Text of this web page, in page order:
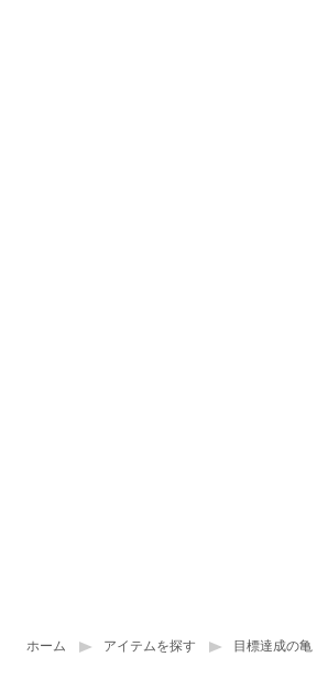
ホーム アイテムを探す 目標達成の